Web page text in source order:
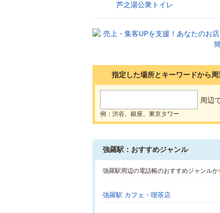
芦之湯公衆トイレ
指定した場所とキーワードから
周辺
例：渋谷、銀座、東京タワー
強羅駅：おすすめジャンル
強羅駅周辺の電話帳のおすすめジャンルか
強羅駅 カフェ・喫茶店